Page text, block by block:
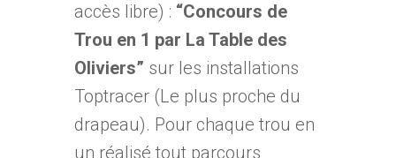
accès libre) : “Concours de
Trou en 1 par La Table des
Oliviers” sur les installations
Toptracer (Le plus proche du
drapeau). Pour chaque trou en
un réalisé tout parcours